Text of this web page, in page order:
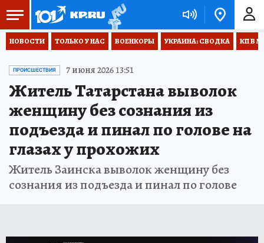
НОВОСТИ ТОЛЬКО У НАС ВОЕНКОРЫ УКРАИНА: СВОДКА КП В
ПРОИСШЕСТВИЯ 7 июня 2026 13:51
Житель Татарстана выволок
женщину без сознания из
подъезда и пинал по голове на
глазах у прохожих
Житель Заинска выволок женщину без
сознания из подъезда и пинал по голове